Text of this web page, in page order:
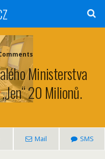
• No Comments
Ministerstva
20 Milionů.
Mail SMS